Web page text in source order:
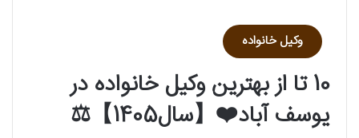
وکیل خانواده
10 تا از بهترین وکیل خانواده در
یوسف آباد❤️【سال1405】⚖️